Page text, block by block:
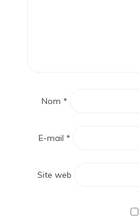
Nom *
E-mail *
Site web